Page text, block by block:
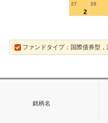
27
2
28
ファンドタイプ：国際債券型
銘柄名